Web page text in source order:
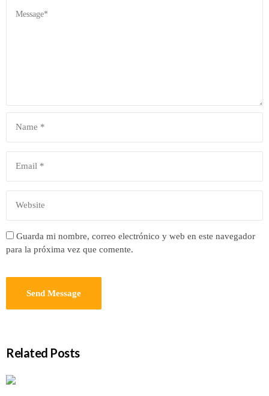
Guarda mi nombre, correo electrónico y web en este navegador
para la próxima vez que comente.
Related Posts